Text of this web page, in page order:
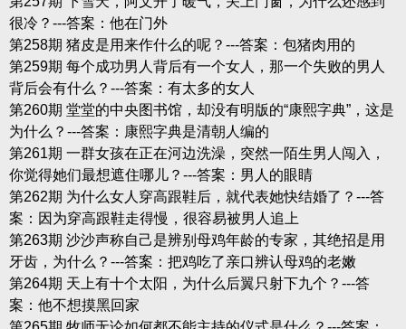
很冷？---答案：他在门外
第258期 猪皮是用来作什么的呢？---答案：包猪肉用的
第259期 每个成功男人背后有一个女人，那一个失败的男人
背后会有什么？---答案：有太多的女人
第260期 堂堂的中央图书馆，却没有明版的“康熙字典”，这是
为什么？---答案：康熙字典是清朝人编的
第261期 一群女孩在正在河边洗澡，突然一陌生男人闯入，
你觉得她们最想遮住哪儿？---答案：男人的眼睛
第262期 为什么女人穿高跟鞋后，就代表她快结婚了？---答
案：因为穿高跟鞋走得慢，很容易被男人追上
第263期 沙沙声称自己是辨别母鸡年龄的专家，其绝招是用
牙齿，为什么？---答案：把鸡吃了亲口辨认母鸡的老嫩
第264期 天上有十个太阳，为什么后翼只射下九个？---答
案：他不想摸黑回家